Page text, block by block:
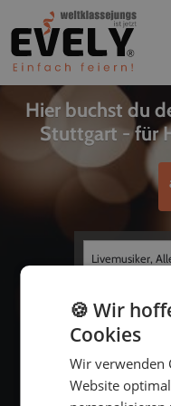
Hier buchst du
Stuttgart - für
🍪 Wir
Cookies
Wir verwenden
Website